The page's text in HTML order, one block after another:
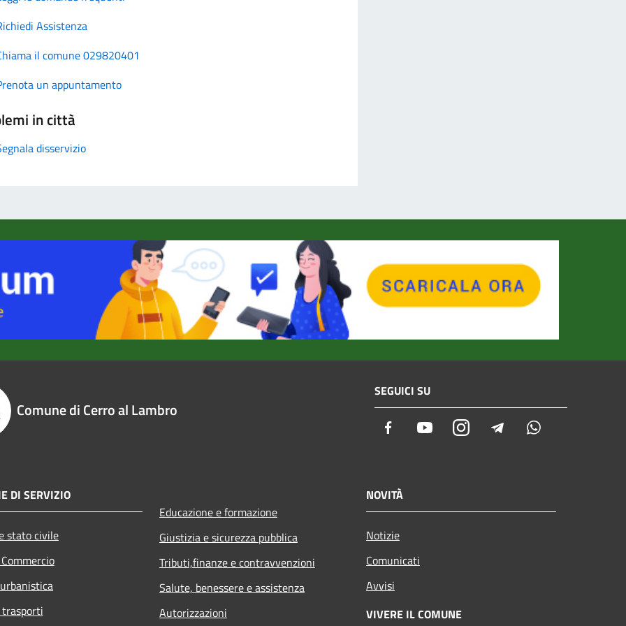
Assistenza
il comune 029820401
un appuntamento
in città
disservizio
Comune di Cerro al Lambro
SEGUICI SU
Facebook YoutubeInstagramTelegram
DI SERVIZIO
stato civile
Educazione e formazione
Giustizia e sicurezza pubblica
Tributi,finanze e contravvenzioni
Salute, benessere e assistenza
Autorizzazioni
NOVITÀ
Notizie
Comunicati
Avvisi
VIVERE IL COMUNE